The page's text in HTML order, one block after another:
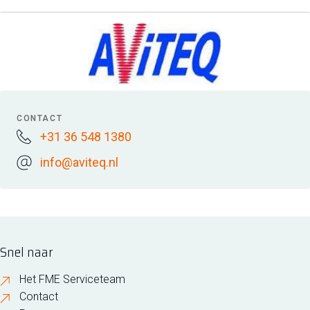
CONTACT
+31 36 548 1380
info@aviteq.nl
Snel naar
Het FME Serviceteam
Contact